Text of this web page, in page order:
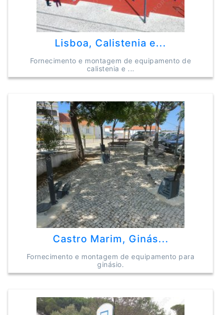
Lisboa, Calistenia e...
Fornecimento e montagem de equipamento de
calistenia e ...
Castro Marim, Ginás...
Fornecimento e montagem de equipamento para
ginásio.